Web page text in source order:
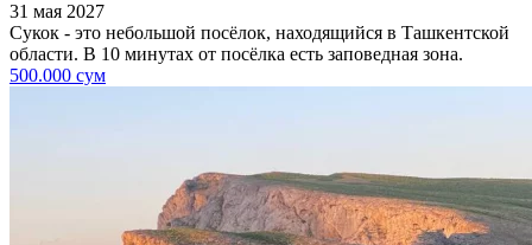
31 мая 2027
Сукок - это небольшой посёлок, находящийся в Ташкентской
области. В 10 минутах от посёлка есть заповедная зона.
500.000 сум